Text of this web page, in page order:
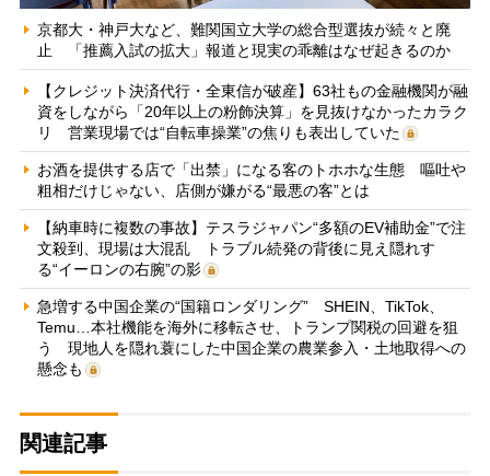
京都大・神戸大など、難関国立大学の総合型選抜が続々と廃
止 「推薦入試の拡大」報道と現実の乖離はなぜ起きるのか
【クレジット決済代行・全東信が破産】63社もの金融機関が融
資をしながら「20年以上の粉飾決算」を見抜けなかったカラク
リ 営業現場では“自転車操業”の焦りも表出していた
お酒を提供する店で「出禁」になる客のトホホな生態 嘔吐や
粗相だけじゃない、店側が嫌がる“最悪の客”とは
【納車時に複数の事故】テスラジャパン“多額のEV補助金”で注
文殺到、現場は大混乱 トラブル続発の背後に見え隠れす
る“イーロンの右腕”の影
急増する中国企業の“国籍ロンダリング” SHEIN、TikTok、
Temu…本社機能を海外に移転させ、トランプ関税の回避を狙
う 現地人を隠れ蓑にした中国企業の農業参入・土地取得への
懸念も
関連記事